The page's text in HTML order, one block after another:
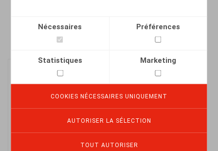
Nécessaires Préférences
Statistiques Marketing
COOKIES NÉCESSAIRES UNIQUEMENT
AUTORISER LA SÉLECTION
TOUT AUTORISER
signalement.
Règlement